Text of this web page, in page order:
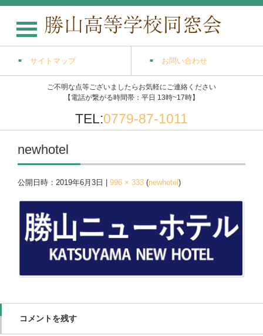
サイトマップ お問い合わせ
ご不明な点等ございましたらお気軽にご連絡ください
【電話が繋がる時間帯：平日 13時~17時】
TEL:0779-87-1011
newhotel
公開日時： 2019年6月3日 996 × 333 (newhotel )
コメントを残す